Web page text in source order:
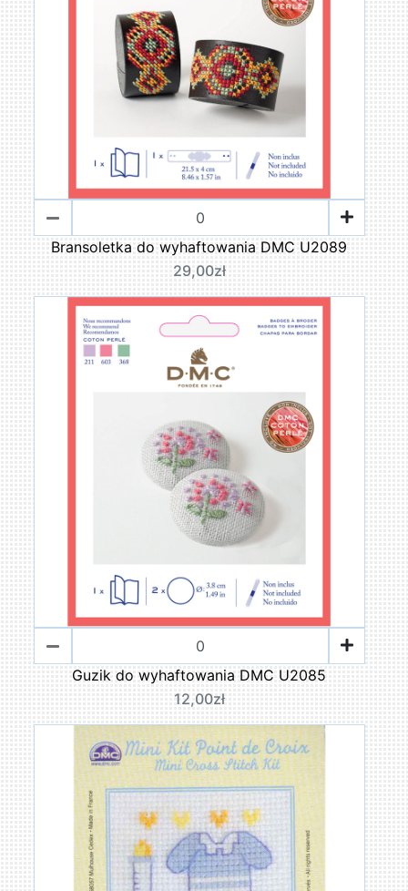
Bransoletka do wyhaftowania DMC U2089
29,00zł
Guzik do wyhaftowania DMC U2085
12,00zł